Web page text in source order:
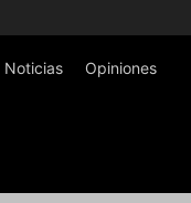
Noticias Opiniones